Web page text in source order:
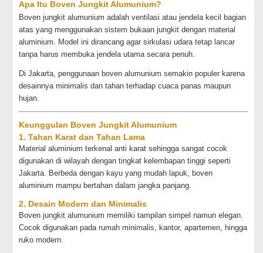
Apa Itu Boven Jungkit Alumunium?
Boven jungkit alumunium adalah ventilasi atau jendela kecil bagian
atas yang menggunakan sistem bukaan jungkit dengan material
aluminium. Model ini dirancang agar sirkulasi udara tetap lancar
tanpa harus membuka jendela utama secara penuh.
Di Jakarta, penggunaan boven alumunium semakin populer karena
desainnya minimalis dan tahan terhadap cuaca panas maupun
hujan.
Keunggulan Boven Jungkit Alumunium
1. Tahan Karat dan Tahan Lama
Material aluminium terkenal anti karat sehingga sangat cocok
digunakan di wilayah dengan tingkat kelembapan tinggi seperti
Jakarta. Berbeda dengan kayu yang mudah lapuk, boven
aluminium mampu bertahan dalam jangka panjang.
2. Desain Modern dan Minimalis
Boven jungkit alumunium memiliki tampilan simpel namun elegan.
Cocok digunakan pada rumah minimalis, kantor, apartemen, hingga
ruko modern.